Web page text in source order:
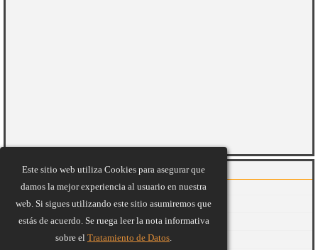
Este sitio web utiliza Cookies para asegurar que
damos la mejor experiencia al usuario en nuestra
web. Si sigues utilizando este sitio asumiremos que
estás de acuerdo. Se ruega leer la nota informativa
sobre el Tratamiento de Datos
Saltar el bloque Artículos Recientes
Artículos Recientes
La Bruja Del Pueblo
La Mosca
El Tesoro Del Saber
Aficionados Al Canto